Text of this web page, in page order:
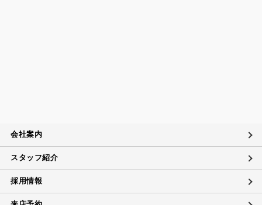
会社案内
スタッフ紹介
採用情報